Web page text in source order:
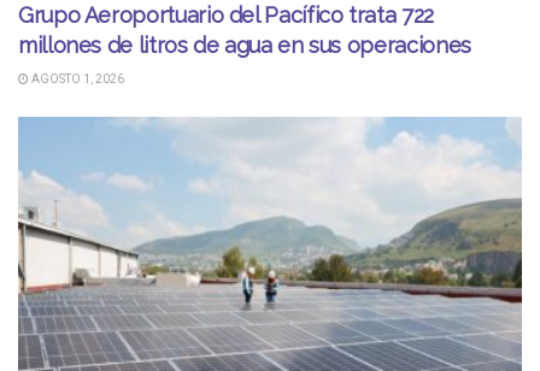
Grupo Aeroportuario del Pacífico trata 722
millones de litros de agua en sus operaciones
AGOSTO 1, 2026